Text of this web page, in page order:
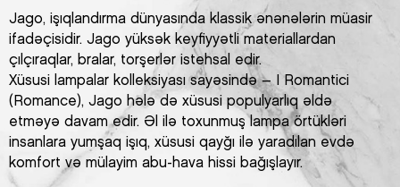
Jago, işıqlandırma dünyasında klassik ənənələrin müasir
ifadəçisidir. Jago yüksək keyfiyyətli materiallardan
çılçıraqlar, bralar, torşerlər istehsal edir.
Xüsusi lampalar kolleksiyası sayəsində – I Romantici
(Romance), Jago hələ də xüsusi populyarlıq əldə
etməyə davam edir. Əl ilə toxunmuş lampa örtükləri
insanlara yumşaq işıq, xüsusi qayğı ilə yaradılan evdə
komfort və mülayim abu-hava hissi bağışlayır.